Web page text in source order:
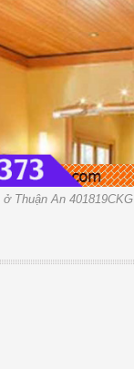
Thuận An 401819CKG